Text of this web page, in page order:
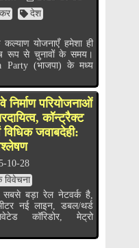
देश
कल्याण योजनाएँ हमेशा ही
रूप से चुनावों के समय।
Party (भाजपा) के मध्य
निर्माण परियोजनाओं
कॉन्ट्रैक्ट
जवाबदेही:
10-28
विवेचना
सबसे बड़ा रेल नेटवर्क है,
नई लाइन, डबल/थर्ड
कॉरिडोर, मेट्रो